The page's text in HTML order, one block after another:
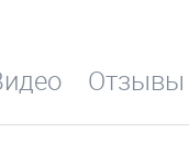
Отзывы